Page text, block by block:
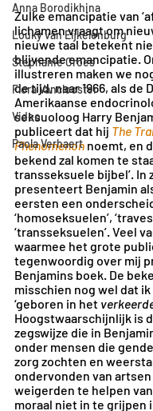
Anna Borodikhina
Louky van Eijkelenburg
Stephanie Croes
Flora Vanclooster
Video
Paola Verhaert
Zulke emancipatie van
lichamen vraagt om
nieuwe taal betekent
blijvende emancipatie.
illustreren maken we
de tijd, naar 1966, als de
Amerikaanse
seksuoloog Harry
publiceert dat hij The
Phenomenon noemt, en
bekend zal komen te
transseksuele bijbel’. In
presenteert Benjamin
eersten een
‘homoseksuelen’,
‘transseksuelen’. Veel
waarmee het grote
tegenwoordig over mij
Benjamins boek. De
misschien nog wel dat ik
‘geboren in het
Hoogstwaarschijnlijk is
zegswijze die in
onder mensen die
zorg zochten en
ondervonden van
weigerden te helpen
moraal niet in te grijpen